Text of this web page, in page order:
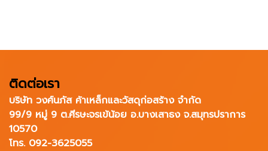
ติดต่อเรา
บริษัท วงศ์นภัส ค้าเหล็กและวัสดุก่อสร้าง จำกัด
99/9 หมู่ 9 ต.ศีรษะจรเข้น้อย อ.บางเสาธง จ.สมุทรปราการ
10570
โทร. 092-3625055